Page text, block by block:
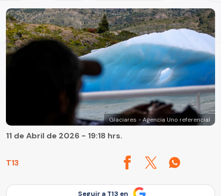
Glaciares - Agencia Uno referencial
T13
11 de Abril de 2026 - 19:18 hrs.
Seguir a T13 en